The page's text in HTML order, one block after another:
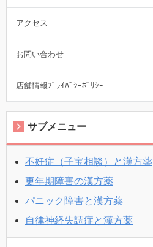
アクセス
お問い合わせ
店舗情報ﾌﾟﾗｲﾊﾞｼｰﾎﾟﾘｼｰ
サブメニュー
不妊症（子宝相談）と漢方薬
更年期障害の漢方薬
パニック障害と漢方薬
自律神経失調症と漢方薬